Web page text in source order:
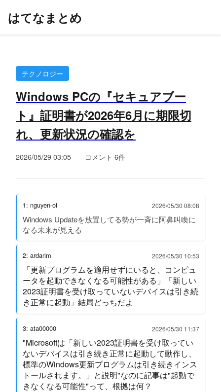
はてなまとめ
テクノロジー
Windows PCの『セキュアブー
ト』証明書が2026年6月に期限切
れ、更新状況の確認を
2026/05/29 03:05 コメント 6件
1: nguyen-oi 2026/05/30 08:08
Windows Updateを放置してる勢が一斉に阿鼻叫喚に
なる未来が見える
2: ardarim 2026/05/30 10:53
「更新プログラムを適用せずにいると、コンピュ
ータを起動できなくなる可能性がある」「新しい
2023証明書を受け取っていないデバイスは引き続
き正常に起動」結局どっちだよ
3: ata00000 2026/05/30 11:37
"Microsoftは「新しい2023証明書を受け取ってい
ないデバイスは引き続き正常に起動して動作し、
標準のWindows更新プログラムは引き続きインス
トールされます。」と説明"なのに記事は"起動で
きなくなる可能性"って、根拠は何？